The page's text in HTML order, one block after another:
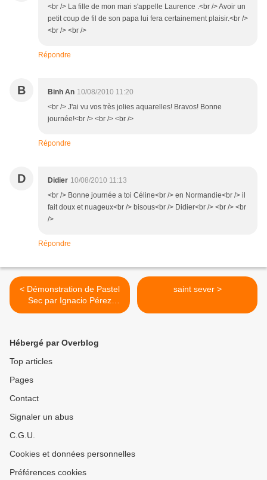
<br /> La fille de mon mari s'appelle Laurence .<br /> Avoir un
petit coup de fil de son papa lui fera certainement plaisir.<br />
<br /> <br />
Répondre
B Binh An 10/08/2010 11:20
<br /> J'ai vu vos très jolies aquarelles! Bravos! Bonne
journée!<br /> <br /> <br />
Répondre
D Didier 10/08/2010 11:13
<br /> Bonne journée a toi Céline<br /> en Normandie<br /> il
fait doux et nuageux<br /> bisous<br /> Didier<br /> <br /> <br
/>
Répondre
< Démonstration de Pastel
Sec par Ignacio Pérez
Caballero
saint sever >
Hébergé par Overblog
Top articles
Pages
Contact
Signaler un abus
C.G.U.
Cookies et données personnelles
Préférences cookies